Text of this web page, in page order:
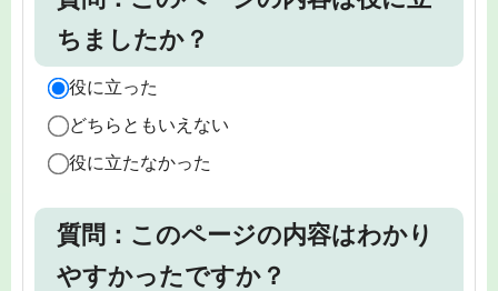
ちましたか？
役に立った
どちらともいえない
役に立たなかった
質問：このページの内容はわかり
やすかったですか？